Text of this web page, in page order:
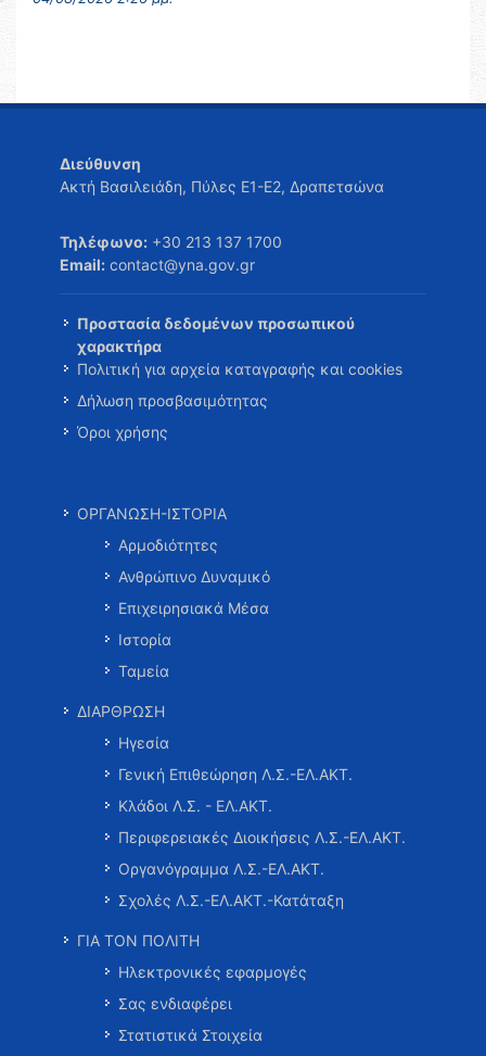
Διεύθυνση
Ακτή Βασιλειάδη, Πύλες Ε1-Ε2, Δραπετσώνα
Τηλέφωνο: +30 213 137 1700
Email: contact@yna.gov.gr
Προστασία δεδομένων προσωπικού
χαρακτήρα
Πολιτική για αρχεία καταγραφής και cookies
Δήλωση προσβασιμότητας
Όροι χρήσης
ΟΡΓΑΝΩΣΗ-ΙΣΤΟΡΙΑ
Αρμοδιότητες
Ανθρώπινο Δυναμικό
Επιχειρησιακά Μέσα
Ιστορία
Ταμεία
ΔΙΑΡΘΡΩΣΗ
Ηγεσία
Γενική Επιθεώρηση Λ.Σ.-ΕΛ.ΑΚΤ.
Κλάδοι Λ.Σ. - ΕΛ.ΑΚΤ.
Περιφερειακές Διοικήσεις Λ.Σ.-ΕΛ.ΑΚΤ.
Οργανόγραμμα Λ.Σ.-ΕΛ.ΑΚΤ.
Σχολές Λ.Σ.-ΕΛ.ΑΚΤ.-Κατάταξη
ΓΙΑ ΤΟΝ ΠΟΛΙΤΗ
Ηλεκτρονικές εφαρμογές
Σας ενδιαφέρει
Στατιστικά Στοιχεία